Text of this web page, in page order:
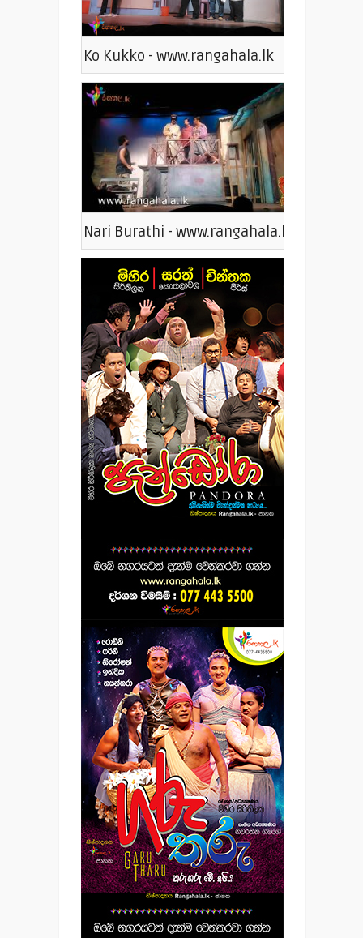
Ko Kukko - www.rangahala.lk
Nari Burathi - www.rangahala.lk